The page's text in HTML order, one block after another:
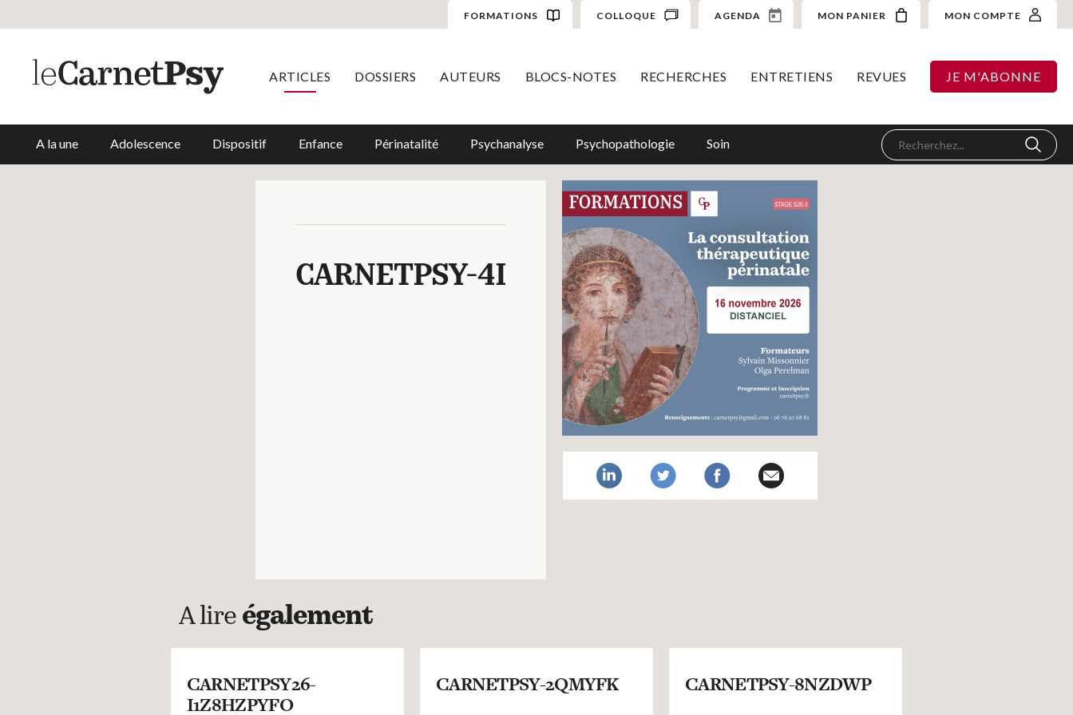
FORMATIONS COLLOQUE AGENDA MON PANIER MON COMPTE
ARTICLES DOSSIERS AUTEURS BLOCS-NOTES RECHERCHES ENTRETIENS REVUES JE M'ABONNE
A la une Adolescence Dispositif Enfance Périnatalité Psychanalyse Psychopathologie Soin
CARNETPSY-4I
A lire également
CARNETPSY26-
I1Z8HZPYFO
CARNETPSY-2QMYFK CARNETPSY-8NZDWP